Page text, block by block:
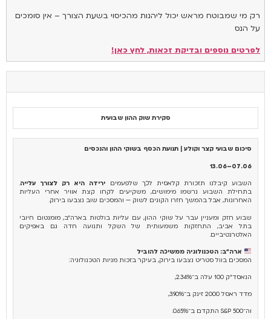
רק מי שמבוטח מראש יכול ליהנות מהכיסוי בשעת הצורך – אין סומכים
על הנס
לפרטים נוספים ובדיקת זכאות, לחץ כאן!
סקירת שוק ההון שבועית
סיכום שבועי קצר וקולע | תנועת הכסף בשוקי ההון והנכסים
07.06–13.06
השבוע קיבלנו תזכורת קלאסית לכך שלפעמים ירידה היא רק לצורך עלייה.
בתחילת השבוע נרשמו מימושים, משקיעים לקחו קצת אוויר אחרי העליות
האחרונות, אבל בהמשך חזרו הקונים לשוק — והמסכים שוב נצבעו בירוק.
שבוע חזק ומעניין עבר על שוקי ההון, עם עליות בולטות בארה״ב, מומנטום חיובי
בתל אביב, התחזקות משמעותית של השקל ותנועה חדה גם באפיקים
האלטרנטיביים.
ארה״ב: הטכנולוגיה ממשיכה להוביל
המסכים בוול סטריט נצבעו בירוק, בעיקר בזכות מניות הטכנולוגיה:
הנאסד״ק 100 עלה ב־2.34%,
מדד ראסל 2000 זינק ב־3.90%,
וה־S&P 500 התקדם ב־0.65%.